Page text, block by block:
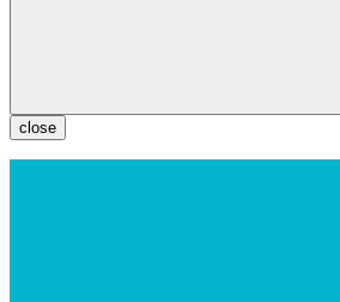
close